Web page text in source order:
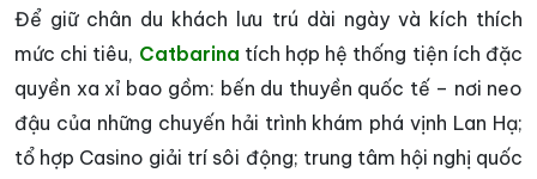
Để giữ chân du khách lưu trú dài ngày và kích thích
mức chi tiêu, Catbarina tích hợp hệ thống tiện ích đặc
quyền xa xỉ bao gồm: bến du thuyền quốc tế – nơi neo
đậu của những chuyến hải trình khám phá vịnh Lan Hạ;
tổ hợp Casino giải trí sôi động; trung tâm hội nghị quốc